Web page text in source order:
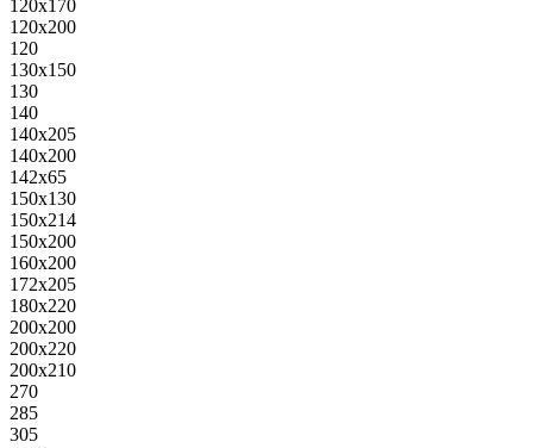
120х170
120х200
120
130х150
130
140
140х205
140х200
142х65
150х130
150х214
150х200
160х200
172х205
180х220
200х200
200х220
200х210
270
285
305